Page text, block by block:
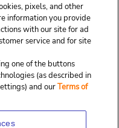
pixels, and other
information you provide
with our site for ad
service and for site
one of the buttons
(as described in
and ourTerms of